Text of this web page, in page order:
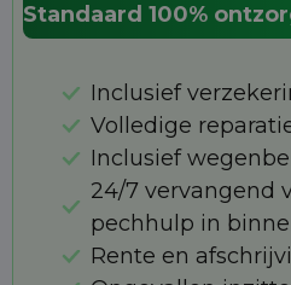
Standaard 100%
Inclusief
Volledige
Inclusief
24/7 vervangend
pechhulp in
Rente en